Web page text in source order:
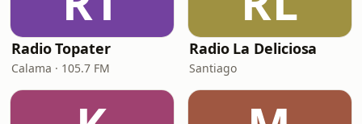
Radio Topater
Calama · 105.7 FM
Radio La Deliciosa
Santiago